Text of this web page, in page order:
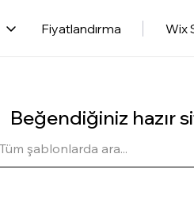
Fiyatlandırma Wix
Beğendiğiniz hazır